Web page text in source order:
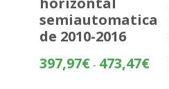
semiautomatica
de 2010-2016
397,97€ - 473,47€